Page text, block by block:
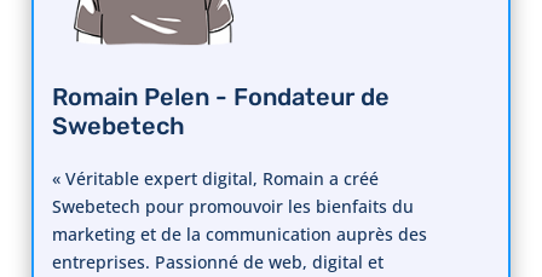
Romain Pelen - Fondateur de
Swebetech
« Véritable expert digital, Romain a créé
Swebetech pour promouvoir les bienfaits du
marketing et de la communication auprès des
entreprises. Passionné de web, digital et